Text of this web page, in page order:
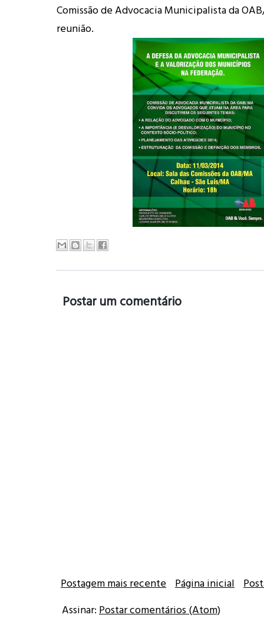
Comissão de Advocacia Municipalista da
reunião.
Postar um comentário
Postagem mais recente Página inicial
Assinar: Postar comentários (Atom)